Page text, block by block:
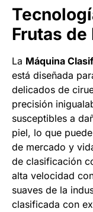
Frutas de
La Máquina
está diseñada
delicados de
precisión
susceptibles a
piel, lo que
de mercado y
de clasificación
alta velocidad
suaves de la
clasificada con